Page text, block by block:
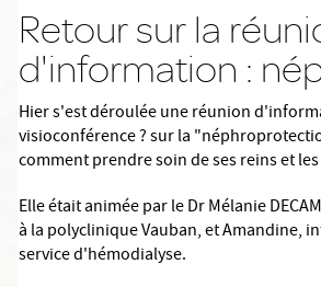
Retour sur la
d'information :
Hier s'est déroulée une réunion
visioconférence?sur la
comment prendre soin de ses reins et
Elle était animée par le Dr Mélanie
à la polyclinique Vauban, et Amandine,
service d'hémodialyse.